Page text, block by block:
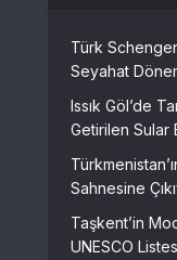
Türk
Seyahat
Issık Göl’de
Getirilen Sular
Sahnesine
Taşkent’in
UNESCO